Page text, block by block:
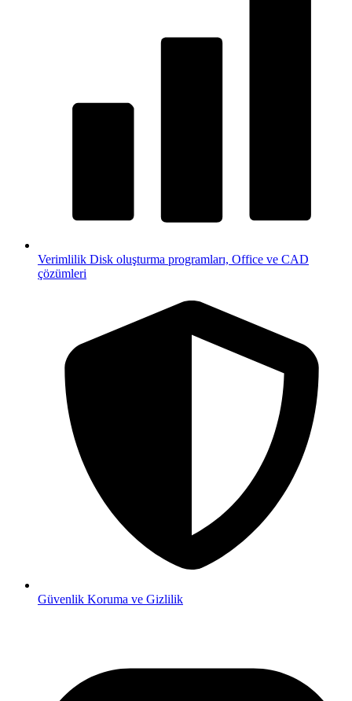
Verimlilik Disk oluşturma programları, Office ve CAD
çözümleri
Güvenlik Koruma ve Gizlilik